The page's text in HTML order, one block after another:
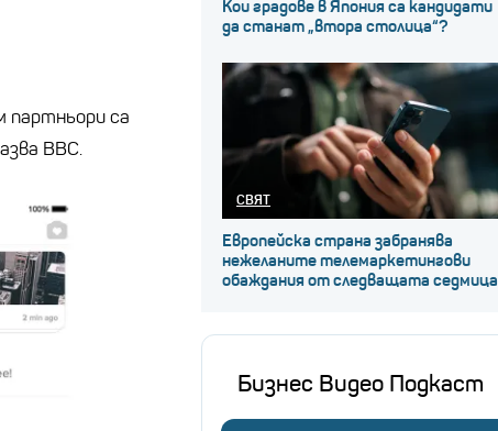
партньори са
BBC.
Кои градове в Япония са кандидати
да станат „втора столица“?
СВЯТ
Европейска страна забранява
нежеланите телемаркетингови
обаждания от следващата седмица
Бизнес Видео Подкаст